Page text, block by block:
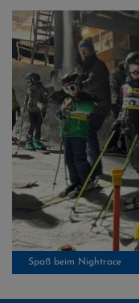
Spaß beim Nightrace